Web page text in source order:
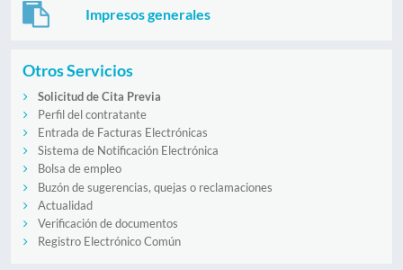
Impresos generales
Otros Servicios
Solicitud de Cita Previa
Perfil del contratante
Entrada de Facturas Electrónicas
Sistema de Notificación Electrónica
Bolsa de empleo
Buzón de sugerencias, quejas o reclamaciones
Actualidad
Verificación de documentos
Registro Electrónico Común